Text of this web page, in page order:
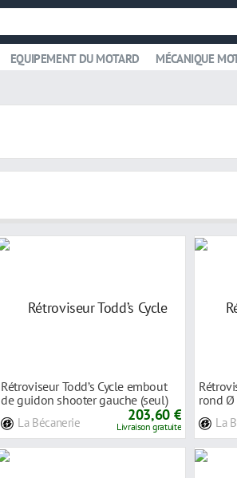
EQUIPEMENT DU MOTARD MÉCANIQUE
Rétroviseur Todd’s Cycle embout
de guidon shooter gauche (seul)
La Bécanerie 203,60 €
Livraison gratuite
rond Ø
La